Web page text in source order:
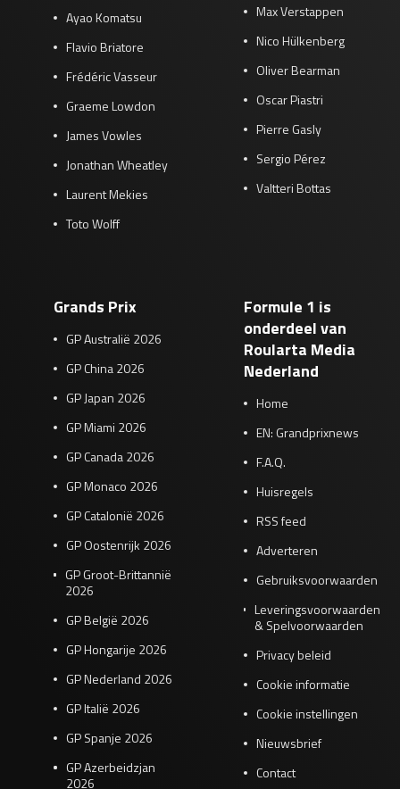
Ayao Komatsu
Flavio Briatore
Frédéric Vasseur
Graeme Lowdon
James Vowles
Jonathan Wheatley
Laurent Mekies
Toto Wolff
Max Verstappen
Nico Hülkenberg
Oliver Bearman
Oscar Piastri
Pierre Gasly
Sergio Pérez
Valtteri Bottas
Grands Prix
GP Australië 2026
GP China 2026
GP Japan 2026
GP Miami 2026
GP Canada 2026
GP Monaco 2026
GP Catalonië 2026
GP Oostenrijk 2026
GP Groot-Brittannië
2026
GP België 2026
GP Hongarije 2026
GP Nederland 2026
GP Italië 2026
GP Spanje 2026
GP Azerbeidzjan
2026
Formule 1 is
onderdeel van
Roularta Media
Nederland
Home
EN: Grandprixnews
F.A.Q.
Huisregels
RSS feed
Adverteren
Gebruiksvoorwaarden
Leveringsvoorwaarden
& Spelvoorwaarden
Privacy beleid
Cookie informatie
Cookie instellingen
Nieuwsbrief
Contact